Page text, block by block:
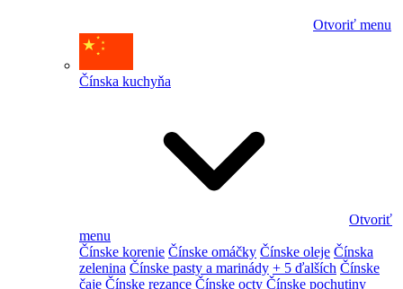
Otvoriť menu
Čínska kuchyňa
Otvoriť
menu
Čínske korenie Čínske omáčky Čínske oleje Čínska
zelenina Čínske pasty a marinády + 5 ďalších Čínske
čaje Čínske rezance Čínske octy Čínske pochutiny